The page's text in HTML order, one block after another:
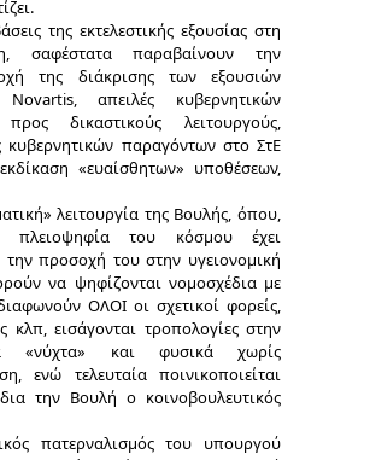
της εκτελεστικής εξουσίας στη
, σαφέστατα παραβαίνουν την
της διάκρισης των εξουσιών
απειλές κυβερνητικών
δικαστικούς λειτουργούς,
κυβερνητικών παραγόντων στο ΣτΕ
«ευαίσθητων» υποθέσεων,
λειτουργία της Βουλής, όπου,
πλειοψηφία του κόσμου έχει
την προσοχή του στην υγειονομική
να ψηφίζονται νομοσχέδια με
ΟΛΟΙ οι σχετικοί φορείς,
κλπ, εισάγονται τροπολογίες στην
«νύχτα» και φυσικά χωρίς
ενώ τελευταία ποινικοποιείται
την Βουλή ο κοινοβουλευτικός
πατερναλισμόςτου υπουργού